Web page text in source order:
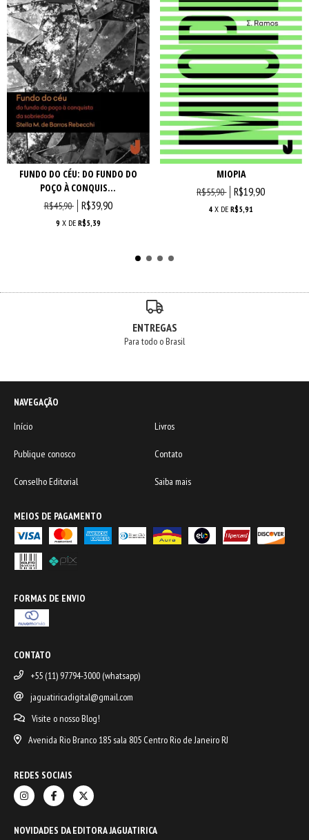
FUNDO DO CÉU: DO FUNDO DO
POÇO À CONQUIS...
R$45,90 R$39,90
9 X DE R$5,39
MIOPIA
R$55,90 R$19,90
4 X DER$5,91
ENTREGAS
Para todo o Brasil
NAVEGAÇÃO
Início
Livros
Publique conosco Contato
Conselho Editorial Saiba mais
MEIOS DE PAGAMENTO
FORMAS DE ENVIO
CONTATO
+55 (11) 97794-3000 (whatsapp)
jaguatiricadigital@gmail.com
Visite o nosso Blog!
Avenida Rio Branco 185 sala 805 Centro Rio de Janeiro RJ
REDES SOCIAIS
NOVIDADES DA EDITORA JAGUATIRICA